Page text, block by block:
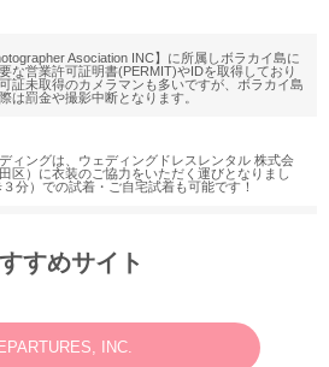
Asociation INC】に所属しボラカイ島に
な営業許可証明書(PERMIT)やIDを取得しており
証未取得のカメラマンも多いですが、ボラカイ島
は罰金や撮影中断となります。
ィングは、ウェディングドレスレンタル 株式会
区）に衣装のご協力をいただく運びとなりまし
分）での試着・ご自宅試着も可能です！
ありがとうございます。
ト・動画・ドローンご予約ありがとうございま
すめサイト
INC.